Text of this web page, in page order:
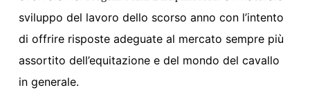
sviluppo del lavoro dello scorso anno con l’intento
di offrire risposte adeguate al mercato sempre più
assortito dell’equitazione e del mondo del cavallo
in generale.